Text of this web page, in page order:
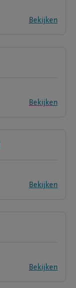
Bekijken
Bekijken
Bekijken
Bekijken